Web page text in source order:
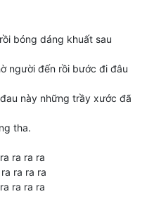
bóng dáng khuất sau
người đến rồi bước đi đâu
này những trầy xước đã
tha.
ra ra ra
ra ra ra
ra ra ra